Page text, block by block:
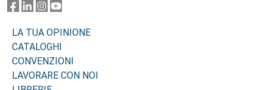
LA TUA OPINIONE
CATALOGHI
CONVENZIONI
LAVORARE CON NOI